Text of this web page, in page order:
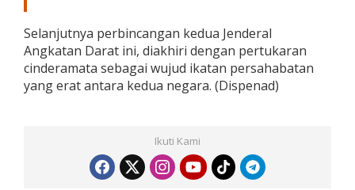
Selanjutnya perbincangan kedua Jenderal
Angkatan Darat ini, diakhiri dengan pertukaran
cinderamata sebagai wujud ikatan persahabatan
yang erat antara kedua negara. (Dispenad)
Ikuti Kami